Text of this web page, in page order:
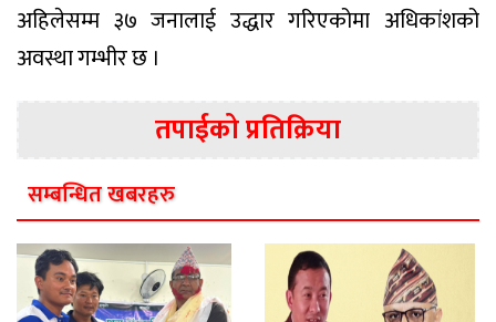
अहिलेसम्म ३७ जनालाई उद्धार गरिएकोमा अधिकांशको
अवस्था गम्भीर छ ।
तपाईको प्रतिक्रिया
सम्बन्धित खबरहरु